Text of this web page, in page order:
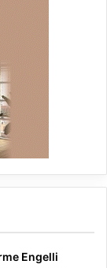
Engelli